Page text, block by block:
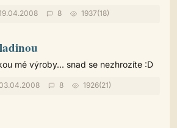
8 1937(18)
mé výroby... snad se nezhrozíte :D
8 1926(21)